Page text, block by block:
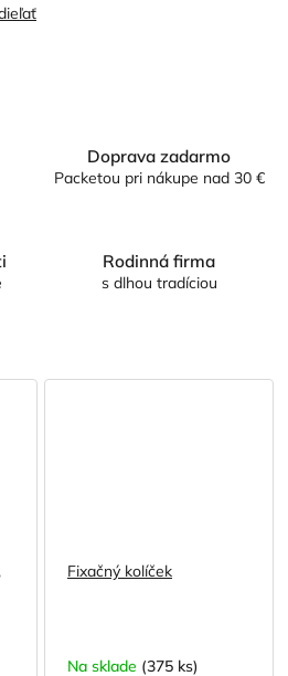
Doprava zadarmo
Packetou pri nákupe nad 30 €
Rodinná firma
s dlhou tradíciou
Fixačný kolíček
Na sklade (375 ks)